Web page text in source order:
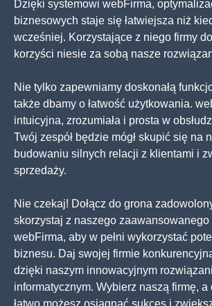
Dzięki systemowi webFirma,
biznesowych staje się łatwiejsza niż
wcześniej. Korzystające z niego firmy
korzyści niesie za sobą nasze
Nie tylko zapewniamy doskonałą
także dbamy o łatwość użytkowania.
intuicyjna, zrozumiała i prosta w
Twój zespół będzie mógł skupić się na
budowaniu silnych relacji z klientami i
sprzedaży.
Nie czekaj! Dołącz do grona
skorzystaj z naszego zaawansowanego
webFirma, aby w pełni wykorzystać
biznesu. Daj swojej firmie
dzięki naszym innowacyjnym
informatycznym. Wybierz naszą firmę, a
łatwo możesz osiągnąć sukces i